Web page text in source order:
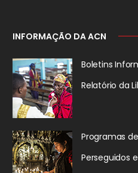
INFORMAÇÃO DA ACN
Boletins
Relatório da
Programas
Perseguidos